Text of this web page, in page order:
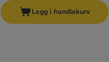
Legg i handlekurv